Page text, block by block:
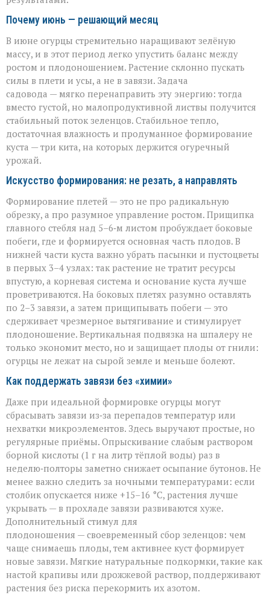
Почему июнь — решающий месяц
В июне огурцы стремительно наращивают зелёную
массу, и в этот период легко упустить баланс между
ростом и плодоношением. Растение склонно пускать
силы в плети и усы, а не в завязи. Задача
садовода — мягко перенаправить эту энергию: тогда
вместо густой, но малопродуктивной листвы получится
стабильный поток зеленцов. Стабильное тепло,
достаточная влажность и продуманное формирование
куста — три кита, на которых держится огуречный
урожай.
Искусство формирования: не резать, а направлять
Формирование плетей — это не про радикальную
обрезку, а про разумное управление ростом. Прищипка
главного стебля над 5–6‑м листом пробуждает боковые
побеги, где и формируется основная часть плодов. В
нижней части куста важно убрать пасынки и пустоцветы
в первых 3–4 узлах: так растение не тратит ресурсы
впустую, а корневая система и основание куста лучше
проветриваются. На боковых плетях разумно оставлять
по 2–3 завязи, а затем прищипывать побеги — это
сдерживает чрезмерное вытягивание и стимулирует
плодоношение. Вертикальная подвязка на шпалеру не
только экономит место, но и защищает плоды от гнили:
огурцы не лежат на сырой земле и меньше болеют.
Как поддержать завязи без «химии»
Даже при идеальной формировке огурцы могут
сбрасывать завязи из‑за перепадов температур или
нехватки микроэлементов. Здесь выручают простые, но
регулярные приёмы. Опрыскивание слабым раствором
борной кислоты (1 г на литр тёплой воды) раз в
неделю‑полторы заметно снижает осыпание бутонов. Не
менее важно следить за ночными температурами: если
столбик опускается ниже +15–16 °C, растения лучше
укрывать — в прохладе завязи развиваются хуже.
Дополнительный стимул для
плодоношения — своевременный сбор зеленцов: чем
чаще снимаешь плоды, тем активнее куст формирует
новые завязи. Мягкие натуральные подкормки, такие как
настой крапивы или дрожжевой раствор, поддерживают
растения без риска перекормить их азотом.